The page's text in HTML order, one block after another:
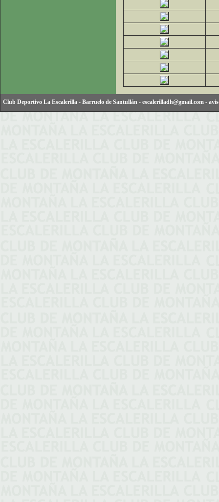
Club Deportivo La Escalerilla - Barruelo de Santullán - escalerilladh@gmail.com -